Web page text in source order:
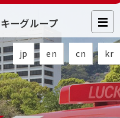
jp en cn kr
ーグループ